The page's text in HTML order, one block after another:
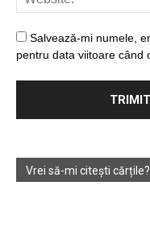
Salvează-mi numele,
pentru data viitoare când
Vrei să-mi citești cărțile?